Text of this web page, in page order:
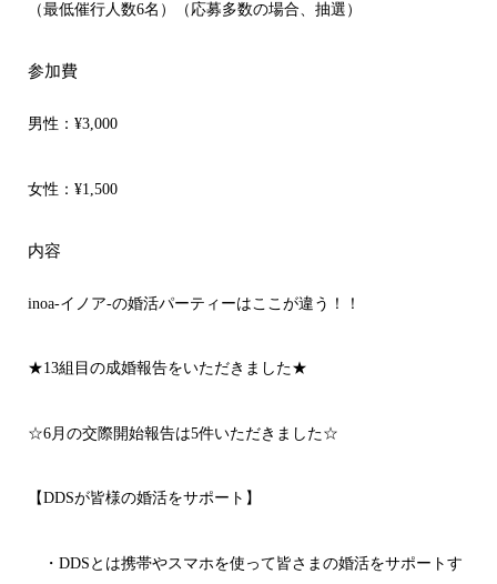
（最低催行人数6名）（応募多数の場合、抽選）
参加費
男性： ¥3,000
女性： ¥1,500
内容
inoa-イノア-の婚活パーティーはここが違う！！
★13組目の成婚報告をいただきました★
☆6月の交際開始報告は5件いただきました☆
【DDSが皆様の婚活をサポート】
・DDSとは携帯やスマホを使って皆さまの婚活をサポートす